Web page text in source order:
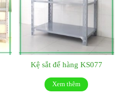
Kệ sắt để hàng KS077
Xem thêm